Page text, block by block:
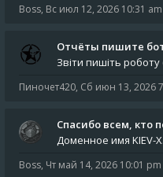
Boss, Вс июл 12, 2026 10:31 am
Отчёты пишите
Пиночет420, Сб июн 13, 2026
Спасибо всем, кто
Boss, Чт май 14, 2026 10:01 pm